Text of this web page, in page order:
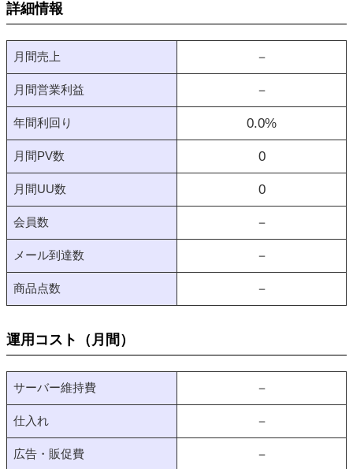
詳細情報
月間売上 －
月間営業利益 －
年間利回り 0.0%
月間PV数 0
月間UU数 0
会員数 －
メール到達数 －
商品点数 －
運用コスト（月間）
サーバー維持費 －
仕入れ －
広告・販促費 －